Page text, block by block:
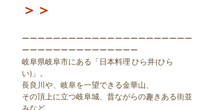
＞＞
ーーーーーーーーーーーーーーーーーーーーーー
ーーーーーーーーーーーーーーー
岐阜県岐阜市にある「日本料理 ひら井(ひら
い)」。
長良川や、岐阜を一望できる金華山、
その頂上に立つ岐阜城、昔ながらの趣きある街並